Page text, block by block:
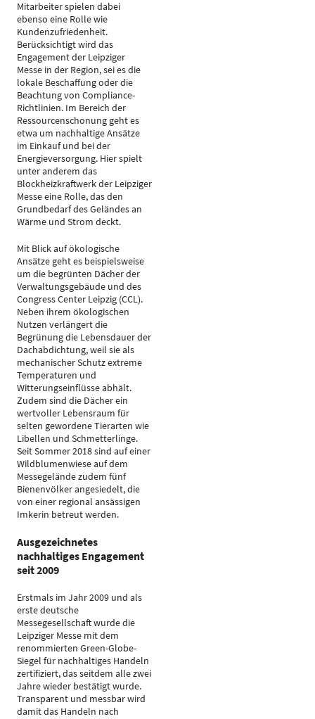
Mitarbeiter spielen dabei
ebenso eine Rolle wie
Kundenzufriedenheit.
Berücksichtigt wird das
Engagement der Leipziger
Messe in der Region, sei es die
lokale Beschaffung oder die
Beachtung von Compliance-
Richtlinien. Im Bereich der
Ressourcenschonung geht es
etwa um nachhaltige Ansätze
im Einkauf und bei der
Energieversorgung. Hier spielt
unter anderem das
Blockheizkraftwerk der Leipziger
Messe eine Rolle, das den
Grundbedarf des Geländes an
Wärme und Strom deckt.
Mit Blick auf ökologische
Ansätze geht es beispielsweise
um die begrünten Dächer der
Verwaltungsgebäude und des
Congress Center Leipzig (CCL).
Neben ihrem ökologischen
Nutzen verlängert die
Begrünung die Lebensdauer der
Dachabdichtung, weil sie als
mechanischer Schutz extreme
Temperaturen und
Witterungseinflüsse abhält.
Zudem sind die Dächer ein
wertvoller Lebensraum für
selten gewordene Tierarten wie
Libellen und Schmetterlinge.
Seit Sommer 2018 sind auf einer
Wildblumenwiese auf dem
Messegelände zudem fünf
Bienenvölker angesiedelt, die
von einer regional ansässigen
Imkerin betreut werden.
Ausgezeichnetes
nachhaltiges Engagement
seit 2009
Erstmals im Jahr 2009 und als
erste deutsche
Messegesellschaft wurde die
Leipziger Messe mit dem
renommierten Green-Globe-
Siegel für nachhaltiges Handeln
zertifiziert, das seitdem alle zwei
Jahre wieder bestätigt wurde.
Transparent und messbar wird
damit das Handeln nach